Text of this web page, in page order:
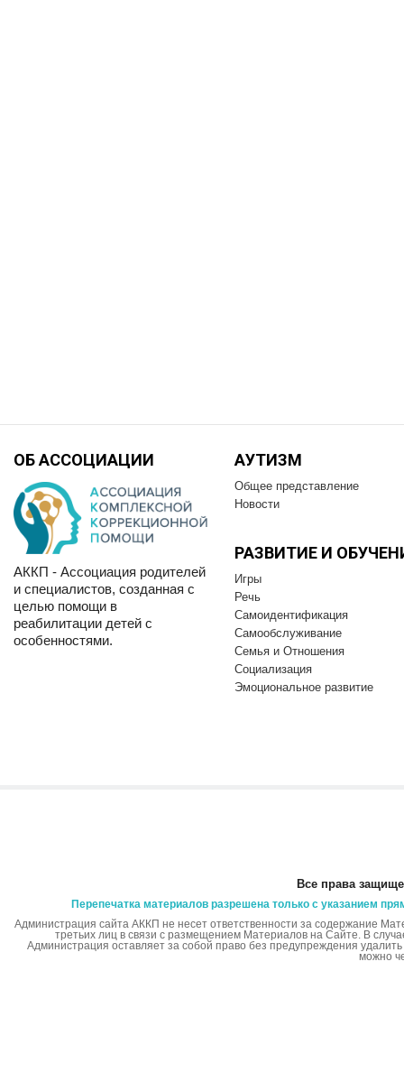
ОБ АССОЦИАЦИИ
АККП - Ассоциация родителей
и специалистов, созданная с
целью помощи в
реабилитации детей с
особенностями.
АУТИЗМ
Общее представление
Новости
РАЗВИТИЕ И
Игры
Речь
Самоидентификация
Самообслуживание
Семья и Отношения
Социализация
Эмоциональное развитие
Все права
Перепечатка материалов разрешена только с указанием
Администрация сайта АККП не несет ответственности за содержание
третьих лиц в связи с размещением Материалов на Сайте. В
Администрация оставляет за собой право без предупреждения
можно